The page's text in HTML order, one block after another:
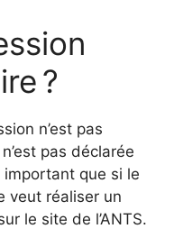
?
n’est pas
pas déclarée
important que si le
veut réaliser un
le site de l’ANTS.